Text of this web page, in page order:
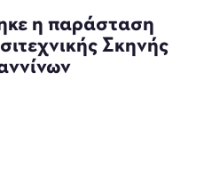
η παράσταση
Σκηνής